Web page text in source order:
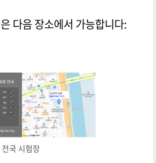
다음 장소에서 가능합니다:
전국 시험장